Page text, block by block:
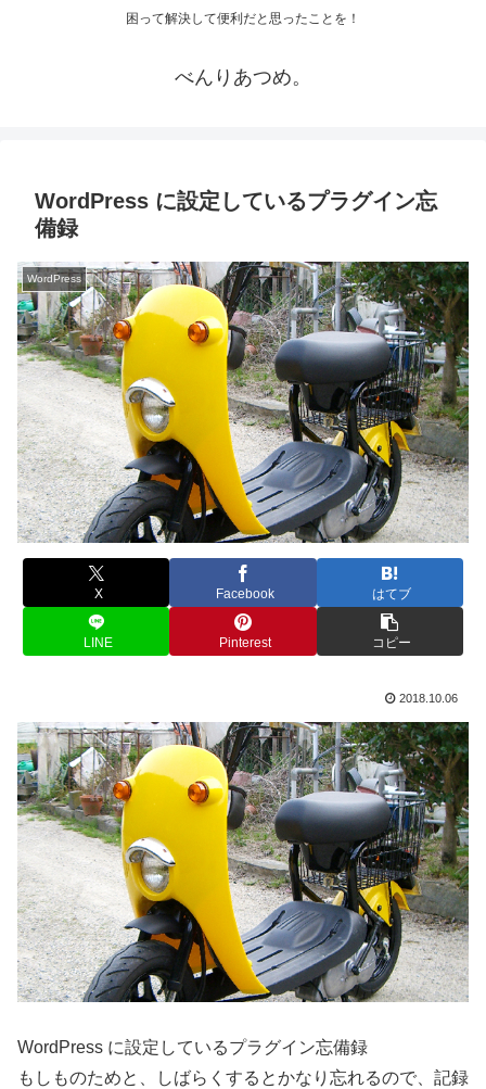
困って解決して便利だと思ったことを！
べんりあつめ。
WordPress に設定しているプラグイン忘
備録
WordPress
X Facebook はてブ
LINE Pinterest コピー
2018.10.06
WordPress に設定しているプラグイン忘備録
もしものためと、しばらくするとかなり忘れるので、記録